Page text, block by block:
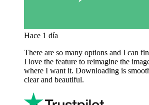
Hace 1 día
There are so many options and I can
I love the feature to reimagine the
where I want it. Downloading is
clear and beautiful.